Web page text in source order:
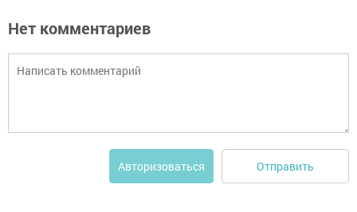
Нет комментариев
Авторизоваться Отправить